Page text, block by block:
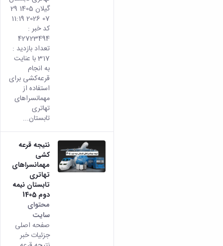
گیلان 1405 29
07 2026 11:19
کد خبر :
42723494
تعداد بازدید :
317 با عنایت
به انجام
قرعه‌کشی برای
استفاده از
مهمانسراهای
تهاتری
تابستان...
نتیجه قرعه
کشی
مهمانسراهای
تهاتری
تابستان نیمه
دوم 1405
محتوای
سایت
صفحه اصلی
جزئیات خبر